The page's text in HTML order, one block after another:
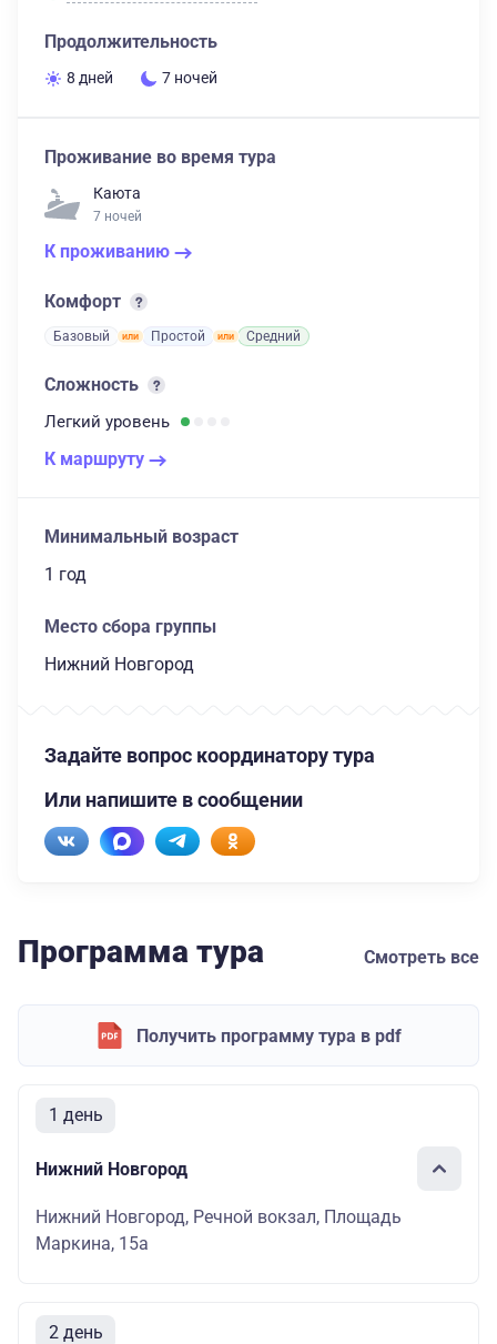
Продолжительность
8 дней 7 ночей
Проживание во время тура
Каюта
7 ночей
К проживанию
Комфорт
Базовый Простой Средний
Сложность
Легкий уровень
К маршруту
Минимальный возраст
1 год
Место сбора группы
Нижний Новгород
Задайте вопрос координатору тура
Или напишите в сообщении
Программа тура Смотреть все
Получить программу тура в pdf
1 день
Нижний Новгород
Нижний Новгород, Речной вокзал, Площадь
Маркина, 15а
2 день